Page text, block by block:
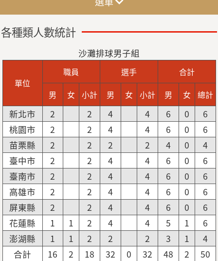
各種類人數統計
沙灘排球男子組
單位
職員 選手
合計
男
女 小計 男 女 小計 男 女 總計
新北市 2 2 4 4 6 0
6
桃園市
2 2 4 4 6 0
6
苗栗縣
2 2 2 2 4 0
4
臺中市
2 2 4 4 6 0
6
臺南市
2 2 4 4 6 0
6
高雄市
2 2 4 4 6 0
6
屏東縣
2 2 4 4 6 0
6
花蓮縣
1 1 2 4 4 5 1
6
澎湖縣
1 1 2 2 2 3 1
4
合計
16 2 18 32 0 32 48 2 50